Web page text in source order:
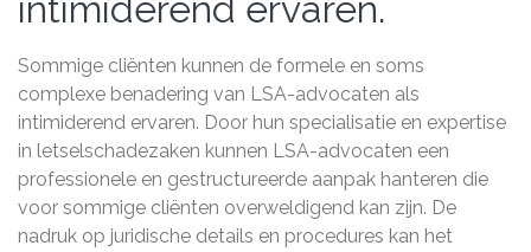
intimiderend ervaren.
Sommige cliënten kunnen de formele en soms
complexe benadering van LSA-advocaten als
intimiderend ervaren. Door hun specialisatie en expertise
in letselschadezaken kunnen LSA-advocaten een
professionele en gestructureerde aanpak hanteren die
voor sommige cliënten overweldigend kan zijn. De
nadruk op juridische details en procedures kan het